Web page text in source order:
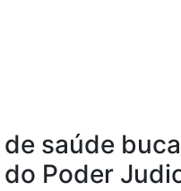
de saúde
do Poder